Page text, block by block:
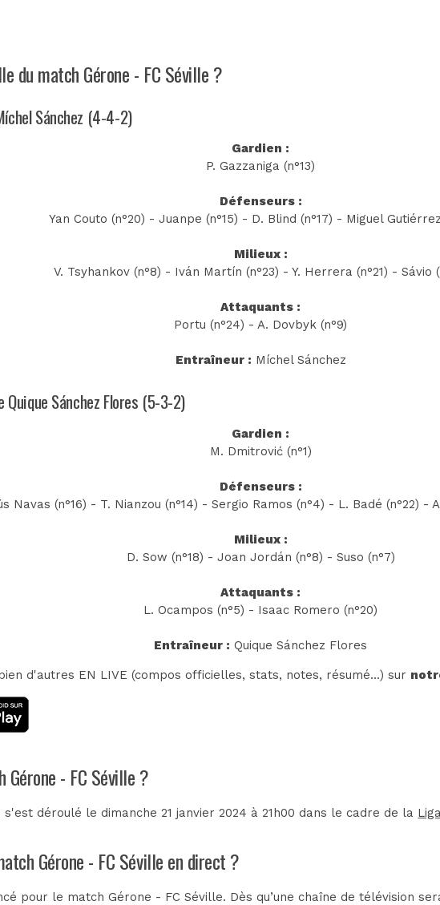
du match Gérone - FC Séville ?
Sánchez (4-4-2)
Gardien :
P. Gazzaniga (n°13)
Défenseurs :
Yan Couto (n°20) - Juanpe (n°15) - D. Blind (n°17) - Miguel
Milieux :
V. Tsyhankov (n°8) - Iván Martín (n°23) - Y. Herrera (n°21) - Sávio
Attaquants :
Portu (n°24) - A. Dovbyk (n°9)
Entraîneur : Míchel Sánchez
Sánchez Flores (5-3-2)
Gardien :
M. Dmitrović (n°1)
Défenseurs :
Navas (n°16) - T. Nianzou (n°14) - Sergio Ramos (n°4) - L. Badé (n°22) -
Milieux :
D. Sow (n°18) - Joan Jordán (n°8) - Suso (n°7)
Attaquants :
L. Ocampos (n°5) - Isaac Romero (n°20)
Entraîneur : Quique Sánchez Flores
d'autres EN LIVE (compos officielles, stats, notes, résumé...) sur
- FC Séville ?
déroulé le dimanche 21 janvier 2024 à 21h00 dans le cadre de la
Gérone - FC Séville en direct ?
pour le match Gérone - FC Séville. Dès qu’une chaîne de télévision